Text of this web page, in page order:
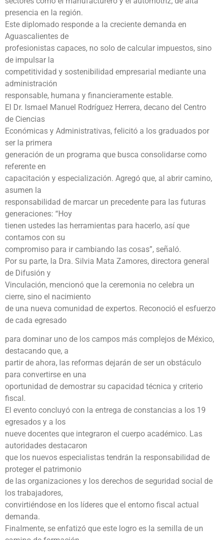
presencia en la región.
Este diplomado responde a la creciente demanda en
Aguascalientes de
profesionistas capaces, no solo de calcular impuestos, sino
de impulsar la
competitividad y sostenibilidad empresarial mediante una
administración
responsable, humana y financieramente estable.
El Dr. Ismael Manuel Rodríguez Herrera, decano del Centro
de Ciencias
Económicas y Administrativas, felicitó a los graduados por
ser la primera
generación de un programa que busca consolidarse como
referente en
capacitación y especialización. Agregó que, al abrir camino,
asumen la
responsabilidad de marcar un precedente para las futuras
generaciones: “Hoy
tienen ustedes las herramientas para hacerlo, así que
contamos con su
compromiso para ir cambiando las cosas”, señaló.
Por su parte, la Dra. Silvia Mata Zamores, directora general
de Difusión y
Vinculación, mencionó que la ceremonia no celebra un
cierre, sino el nacimiento
de una nueva comunidad de expertos. Reconoció el esfuerzo
de cada egresado
para dominar uno de los campos más complejos de México,
destacando que, a
partir de ahora, las reformas dejarán de ser un obstáculo
para convertirse en una
oportunidad de demostrar su capacidad técnica y criterio
fiscal.
El evento concluyó con la entrega de constancias a los 19
egresados y a los
nueve docentes que integraron el cuerpo académico. Las
autoridades destacaron
que los nuevos especialistas tendrán la responsabilidad de
proteger el patrimonio
de las organizaciones y los derechos de seguridad social de
los trabajadores,
convirtiéndose en los líderes que el entorno fiscal actual
demanda.
Finalmente, se enfatizó que este logro es la semilla de un